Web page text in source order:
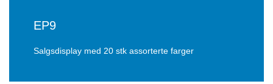
EP9
Salgsdisplay med 20 stk assorterte farger